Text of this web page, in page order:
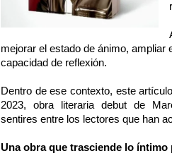
mejorar el estado de ánimo, ampliar
capacidad de reflexión.
Dentro de ese contexto, este
2023, obra literaria debut de
sentires entre los lectores que han
Una obra que trasciende lo íntimo